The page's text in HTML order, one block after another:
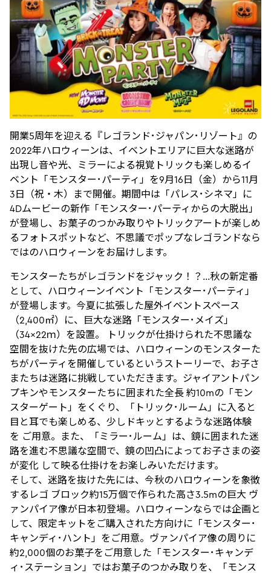
開業5周年を迎える『レゴランド･ジャパン･リゾート』の
2022年ハロウィーンは、イベントエリアに巨大な迷路が
出現し音や光、ミラーによる視覚トリックも楽しめるイ
ベント「モンスター･パーティ」を9月16日（金）から11月
3日（祝・木）まで開催。期間中は「パレス･シネマ」に
4Dムービーの新作「モンスター･パーティからの大脱出」
が登場し、お菓子のつかみ取りやトリックアートが楽しめ
るフォトスポットなど、不思議でポップなレゴランドなら
ではのハロウィーンをお届けします。
モンスターたちがレゴランドをジャック！？…秋の新定番
として、ハロウィーンイベント「モンスター･パーティ」
が登場します。今夏に拡張した屋外イベントスペース
（2,400㎡）に、巨大な迷路「モンスター･メイズ」
（34×22ｍ）を設置。 トリックが仕掛けられた不思議な
空間を抜けた先の広場では、ハロウィーンのモンスターた
ちがパーティを開催しているというストーリーで、お子さ
またちは迷路に挑戦していただきます。ジャイアントパン
プキンやモンスターたちに囲まれた全長 約10mの「モン
スターゲート」をくぐり、「トリック･ルーム」に入ると
目と耳でも楽しめる、少しドキッとするような迷路体験
を ご用意。また、「ミラー･ルーム」は、鏡に囲まれた迷
路を進む不思議な空間で、鏡の凹凸によってお子さまの姿
が変化 して映る仕掛けをお楽しみいただけます。
そして、迷路を抜けた先には、今秋のハロウィーンを象徴
するレゴ ブロック約15万個で作られた高さ3.5mの巨大 ヴ
ァンパイア像が日本初登場。ハロウィーンならでは企画と
して、限定キットをご購入された方向けに「モンスター･
キャンディ･ハント」をご用意。ヴァンパイア像の周りに
約2,000個のお菓子をご用意した「モンスター･キャンデ
ィ･ステーション」ではお菓子のつかみ取りを、「モンス